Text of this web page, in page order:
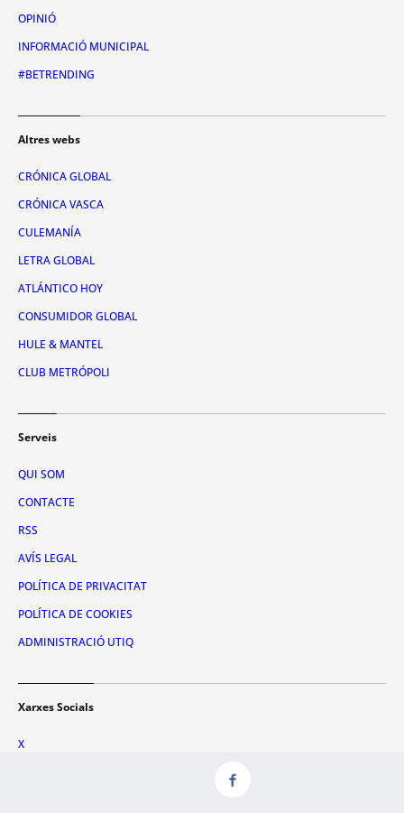
OPINIÓ
INFORMACIÓ MUNICIPAL
#BETRENDING
Altres webs
CRÓNICA GLOBAL
CRÓNICA VASCA
CULEMANÍA
LETRA GLOBAL
ATLÁNTICO HOY
CONSUMIDOR GLOBAL
HULE & MANTEL
CLUB METRÓPOLI
Serveis
QUI SOM
CONTACTE
RSS
AVÍS LEGAL
POLÍTICA DE PRIVACITAT
POLÍTICA DE COOKIES
ADMINISTRACIÓ UTIQ
Xarxes Socials
X